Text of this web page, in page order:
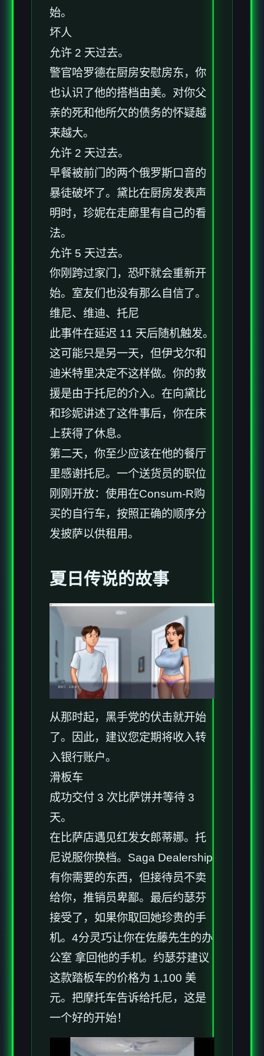
始。
坏人
允许 2 天过去。
警官哈罗德在厨房安慰房东，你
也认识了他的搭档由美。对你父
亲的死和他所欠的债务的怀疑越
来越大。
允许 2 天过去。
早餐被前门的两个俄罗斯口音的
暴徒破坏了。黛比在厨房发表声
明时，珍妮在走廊里有自己的看
法。
允许 5 天过去。
你刚跨过家门，恐吓就会重新开
始。室友们也没有那么自信了。
维尼、维迪、托尼
此事件在延迟 11 天后随机触发。
这可能只是另一天，但伊戈尔和
迪米特里决定不这样做。你的救
援是由于托尼的介入。在向黛比
和珍妮讲述了这件事后，你在床
上获得了休息。
第二天，你至少应该在他的餐厅
里感谢托尼。一个送货员的职位
刚刚开放：使用在Consum-R购
买的自行车，按照正确的顺序分
发披萨以供租用。
夏日传说的故事
从那时起，黑手党的伏击就开始
了。因此，建议您定期将收入转
入银行账户。
滑板车
成功交付 3 次比萨饼并等待 3
天。
在比萨店遇见红发女郎蒂娜。托
尼说服你换档。Saga Dealership
有你需要的东西，但接待员不卖
给你，推销员卑鄙。最后约瑟芬
接受了，如果你取回她珍贵的手
机。4分灵巧让你在佐藤先生的办
公室 拿回他的手机。约瑟芬建议
这款踏板车的价格为 1,100 美
元。把摩托车告诉给托尼，这是
一个好的开始！